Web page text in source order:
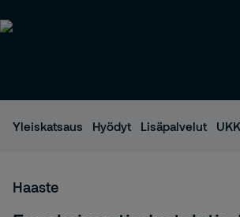
Yleiskatsaus Hyödyt Lisäpalvelut UKK
Haaste